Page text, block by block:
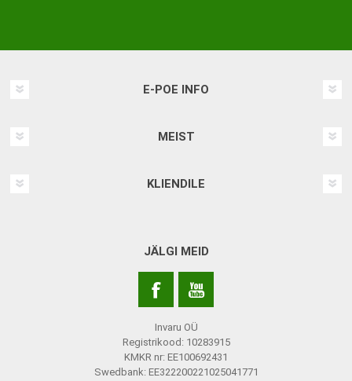
E-POE INFO
MEIST
KLIENDILE
JÄLGI MEID
Invaru OÜ
Registrikood: 10283915
KMKR nr: EE100692431
Swedbank: EE322200221025041771